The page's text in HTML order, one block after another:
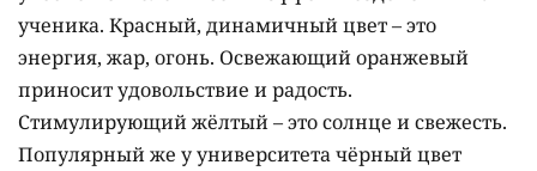
ученика. Красный, динамичный цвет – это
энергия, жар, огонь. Освежающий оранжевый
приносит удовольствие и радость.
Стимулирующий жёлтый – это солнце и свежесть.
Популярный же у университета чёрный цвет